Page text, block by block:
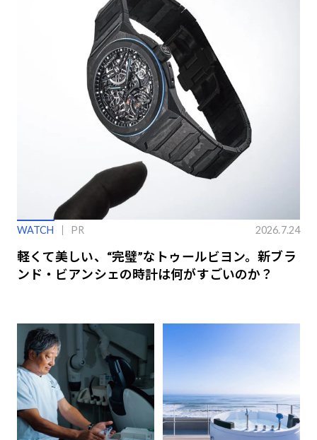
WATCH PR 2026.7.24
軽くて美しい、“完璧”なトゥールビヨン。新ブラ
ンド・ビアンシェの時計は何がすごいのか？